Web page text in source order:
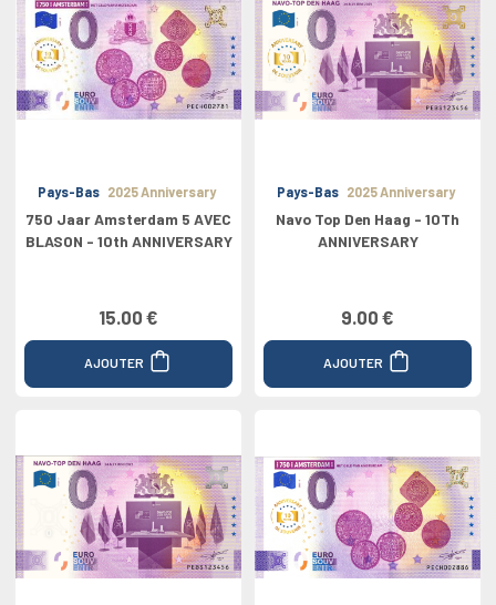
Pays-Bas 2025 Anniversary
750 Jaar Amsterdam 5 AVEC
BLASON - 10th ANNIVERSARY
15.00 €
AJOUTER
Pays-Bas 2025 Anniversary
Navo Top Den Haag - 10Th
ANNIVERSARY
9.00 €
AJOUTER